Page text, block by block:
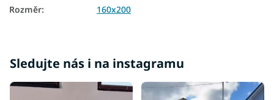
Rozměr: 160x200
Sledujte nás i na instagramu